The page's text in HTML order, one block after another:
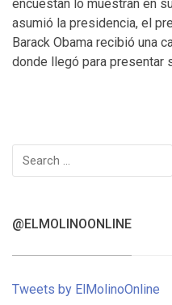
encuestan lo muestran en
asumió la presidencia, el
Barack Obama recibió una
donde llegó para presentar
Search
for:
@ELMOLINOONLINE
Tweets by ElMolinoOnline